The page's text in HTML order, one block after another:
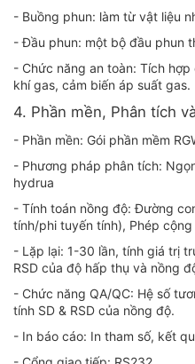
- Buồng phun: làm từ vật liệu
- Đầu phun: một bộ đầu phun
- Chức năng an toàn: Tích
khí gas, cảm biến áp suất gas.
4. Phần mền, Phân tích
- Phần mền: Gói phần mềm
- Phương pháp phân tích:
hydrua
- Tính toán nồng độ: Đường
tính/phi tuyến tính), Phép
- Lặp lại: 1-30 lần, tính giá trị
RSD của độ hấp thụ và nồng
- Chức năng QA/QC: Hệ số
tính SD & RSD của nồng độ.
- In báo cáo: In tham số, kết